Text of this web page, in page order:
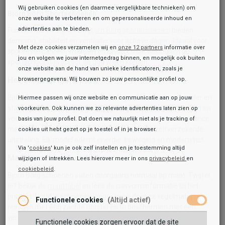
Björn Borg Sportschoenen
Functioneel en stijlvol. DeBjörn Borg sportschoenen
sportieve mannen, vrouwen en kinderen die ook buiten de
sportschool stijlvol voor de dag willen komen.
Het DNA van Björn Borg
Björn Borg werd opgericht door de legendarische tennisspeler en
staat symbool voor sportieve perfectie, Scandinavisch design en
vooruitstrevende mode. De schoenen combineren performance
met lifestyle – een mix van comfort, klasse en zelfverzekerde
Maat, pasvorm & onderhoud
product. Houd je schoenen langer mooi door ze regelmatig te
reinigen met een zachte borstel en te beschermen met een
verzorgende spray.
Wij gebruiken cookies (en daarmee vergelijkbare technieken) om
onze website te verbeteren en om gepersonaliseerde inhoud en
advertenties aan te bieden.
Met deze cookies verzamelen wij en onze 12 partners informatie over
jou en volgen we jouw internetgedrag binnen, en mogelijk ook buiten
onze website aan de hand van unieke identificatoren, zoals je
browsergegevens. Wij bouwen zo jouw persoonlijke profiel op.
Hiermee passen wij onze website en communicatie aan op jouw
voorkeuren. Ook kunnen we zo relevante advertenties laten zien op
basis van jouw profiel. Dat doen we natuurlijk niet als je tracking of
cookies uit hebt gezet op je toestel of in je browser.
Via 'cookies' kun je ook zelf instellen en je toestemming altijd
wijzigen of intrekken. Lees hierover meer in ons privacybeleid en
cookiebeleid .
Functionele cookies (Altijd actief)
Functionele cookies zorgen ervoor dat de site